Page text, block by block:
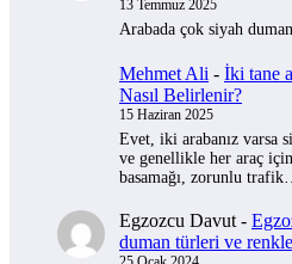
13 Temmuz 2025
Arabada çok siyah
Mehmet Ali - İki tane
Nasıl Belirlenir?
15 Haziran 2025
Evet, iki arabanız varsa
ve genellikle her araç
basamağı, zorunlu trafik…
Egzozcu Davut -
duman türleri ve